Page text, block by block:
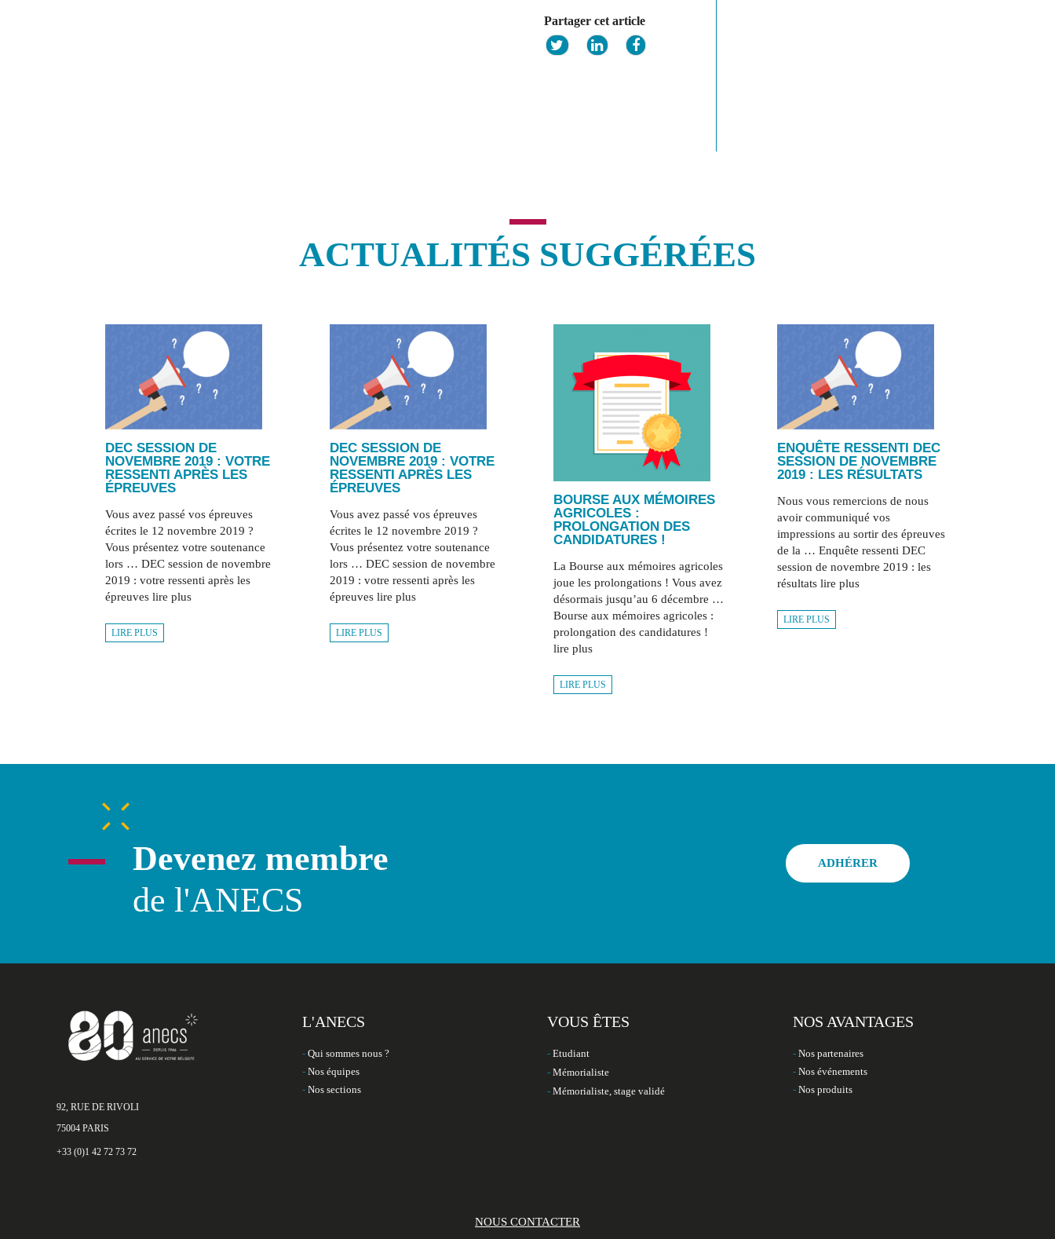
Partager cet article
ACTUALITÉS SUGGÉRÉES
DEC SESSION DE
NOVEMBRE 2019 : VOTRE
RESSENTI APRÈS LES
ÉPREUVES
Vous avez passé vos épreuves
écrites le 12 novembre 2019 ?
Vous présentez votre soutenance
lors … DEC session de novembre
2019 : votre ressenti après les
épreuves lire plus
LIRE PLUS
DEC SESSION DE
NOVEMBRE 2019 : VOTRE
RESSENTI APRÈS LES
ÉPREUVES
Vous avez passé vos épreuves
écrites le 12 novembre 2019 ?
Vous présentez votre soutenance
lors … DEC session de novembre
2019 : votre ressenti après les
épreuves lire plus
LIRE PLUS
BOURSE AUX MÉMOIRES
AGRICOLES :
PROLONGATION DES
CANDIDATURES !
La Bourse aux mémoires agricoles
joue les prolongations ! Vous avez
désormais jusqu’au 6 décembre …
Bourse aux mémoires agricoles :
prolongation des candidatures !
lire plus
LIRE PLUS
ENQUÊTE RESSENTI DEC
SESSION DE NOVEMBRE
2019 : LES RÉSULTATS
Nous vous remercions de nous
avoir communiqué vos
impressions au sortir des épreuves
de la … Enquête ressenti DEC
session de novembre 2019 : les
résultats lire plus
LIRE PLUS
Devenez membre
de l'ANECS
ADHÉRER
92, RUE DE RIVOLI
75004 PARIS
+33 (0)1 42 72 73 72
L'ANECS
Qui sommes nous ?
Nos équipes
Nos sections
VOUS ÊTES
Etudiant
Mémorialiste
Mémorialiste, stage validé
NOS AVANTAGES
Nos partenaires
Nos événements
Nos produits
NOUS CONTACTER